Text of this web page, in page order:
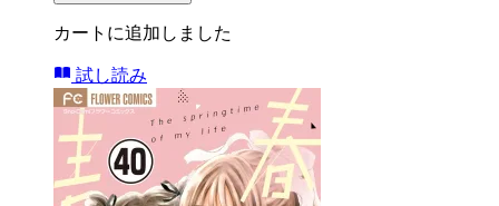
カートに追加しました
試し読み